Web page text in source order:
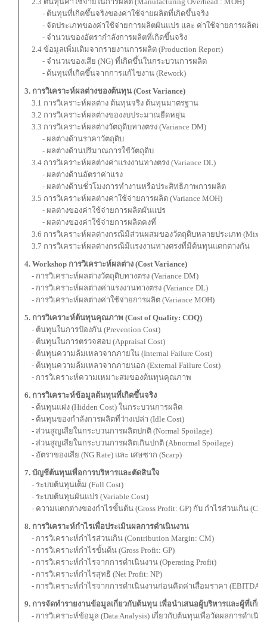
- ต้นทุนที่เกิดขึ้นจริงของค่าใช้จ่ายผลิตที่เกิดขึ้นจริง
- จัดประเภทของค่าใช้จ่ายการผลิตผันแปร และ ค่าใช้จ่ายการผลิตค
- จำนวนของอัตรากำลังการผลิตที่เกิดขึ้นจริง
2.4 ข้อมูลเพิ่มเติมจากรายงานการผลิต (Production Report)
- จำนวนของเสีย (NG) ที่เกิดขึ้นในกระบวนการผลิต
- ต้นทุนที่เกิดขึ้นจากการแก้ไขงาน (Rework)
3. การวิเคราะห์ผลต่างของต้นทุน (Cost Variance)
3.1 การวิเคราะห์ผลต่าง ต้นทุนจริง ต้นทุนมาตรฐาน
3.2 การวิเคราะห์ผลต่างของงบประมาณยืดหยุ่น
3.3 การวิเคราะห์ผลต่างวัตถุดิบทางตรง (Variance DM)
- ผลต่างด้านราคาวัตถุดิบ
- ผลต่างด้านปริมาณการใช้วัตถุดิบ
3.4 การวิเคราะห์ผลต่างค่าแรงงานทางตรง (Variance DL)
- ผลต่างด้านอัตราค่าแรง
- ผลต่างด้านชั่วโมงการทำงานหรือประสิทธิภาพการผลิต
3.5 การวิเคราะห์ผลต่างค่าใช้จ่ายการผลิต (Variance MOH)
- ผลต่างของค่าใช้จ่ายการผลิตผันแปร
- ผลต่างของค่าใช้จ่ายการผลิตคงที่
3.6 การวิเคราะห์ผลต่างกรณีมีส่วนผสมของวัตถุดิบหลายประเภท (Mixed
3.7 การวิเคราะห์ผลต่างกรณีมีแรงงานทางตรงที่มีต้นทุนแตกต่างกัน
4. Workshop การวิเคราะห์ผลต่าง (Cost Variance)
- การวิเคราะห์ผลต่างวัตถุดิบทางตรง (Variance DM)
- การวิเคราะห์ผลต่างค่าแรงงานทางตรง (Variance DL)
- การวิเคราะห์ผลต่างค่าใช้จ่ายการผลิต (Variance MOH)
5. การวิเคราะห์ต้นทุนคุณภาพ (Cost of Quality: COQ)
- ต้นทุนในการป้องกัน (Prevention Cost)
- ต้นทุนในการตรวจสอบ (Appraisal Cost)
- ต้นทุนความล้มเหลวจากภายใน (Internal Failure Cost)
- ต้นทุนความล้มเหลวจากภายนอก (External Failure Cost)
- การวิเคราะห์ความเหมาะสมของต้นทุนคุณภาพ
6. การวิเคราะห์ข้อมูลต้นทุนที่เกิดขึ้นจริง
- ต้นทุนแฝง (Hidden Cost) ในกระบวนการผลิต
- ต้นทุนของกำลังการผลิตที่ว่างเปล่า (Idle Cost)
- ส่วนสูญเสียในกระบวนการผลิตปกติ (Normal Spoilage)
- ส่วนสูญเสียในกระบวนการผลิตเกินปกติ (Abnormal Spoilage)
- อัตราของเสีย (NG Rate) และ เศษซาก (Scarp)
7. บัญชีต้นทุนเพื่อการบริหารและตัดสินใจ
- ระบบต้นทุนเต็ม (Full Cost)
- ระบบต้นทุนผันแปร (Variable Cost)
- ความแตกต่างของกำไรขั้นต้น (Gross Profit: GP) กับ กำไรส่วนเกิน
8. การวิเคราะห์กำไรเพื่อประเมินผลการดำเนินงาน
- การวิเคราะห์กำไรส่วนเกิน (Contribution Margin: CM)
- การวิเคราะห์กำไรขั้นต้น (Gross Profit: GP)
- การวิเคราะห์กำไรจากการดำเนินงาน (Operating Profit)
- การวิเคราะห์กำไรสุทธิ (Net Profit: NP)
- การวิเคราะห์กำไรจากการดำเนินงานก่อนคิดค่าเสื่อมราคา (EBITDA)
9. การจัดทำรายงานข้อมูลเกี่ยวกับต้นทุน เพื่อนำเสนอผู้บริหารและผู้ที่เกี่ย
- การวิเคราะห์ข้อมูล (Data Analysis) เกี่ยวกับต้นทุนเพื่อวัดผลการดำเนิน